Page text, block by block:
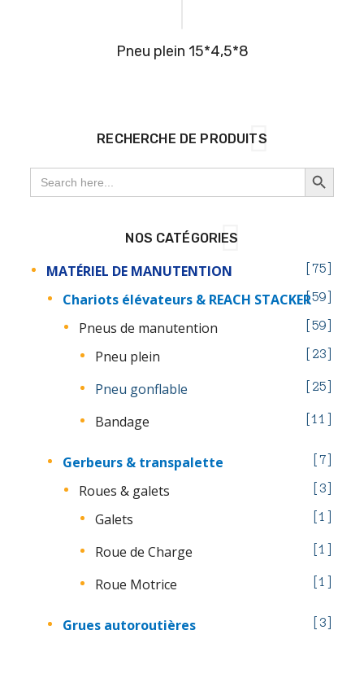
Pneu plein 15*4,5*8
RECHERCHE DE PRODUITS
Search
for:
SEARCH BUTTON
NOS CATÉGORIES
MATÉRIEL DE MANUTENTION 75
Chariots élévateurs & REACH STACKER59
Pneus de manutention 59
Pneu plein 23
Pneu gonflable 25
Bandage 11
Gerbeurs & transpalette 7
Roues & galets 3
Galets 1
Roue de Charge 1
Roue Motrice 1
Grues autoroutières 3